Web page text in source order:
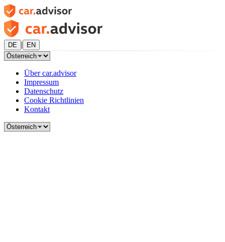
DE | EN
Über car.advisor
Impressum
Datenschutz
Cookie Richtlinien
Kontakt